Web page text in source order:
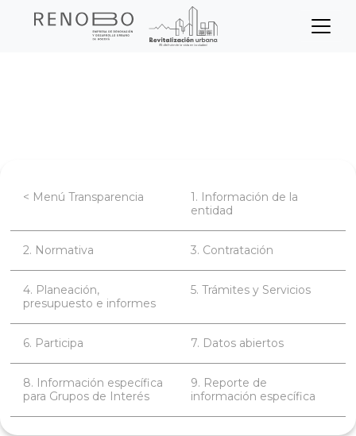
Sitio Web Empresa de
Transparencia
< Menú Transparencia
1. Información de la
entidad
2. Normativa 3. Contratación
4. Planeación,
presupuesto e informes
5. Trámites y Servicios
6. Participa 7. Datos abiertos
8. Información específica
para Grupos de Interés
9. Reporte de
información específica